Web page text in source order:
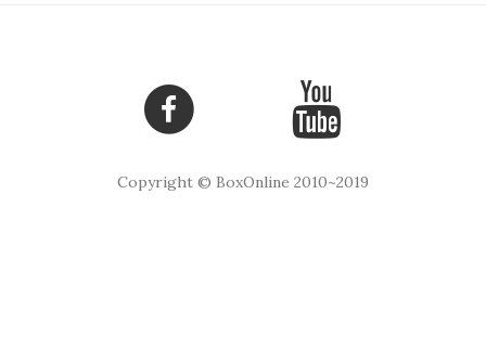
Copyright © BoxOnline 2010~2019